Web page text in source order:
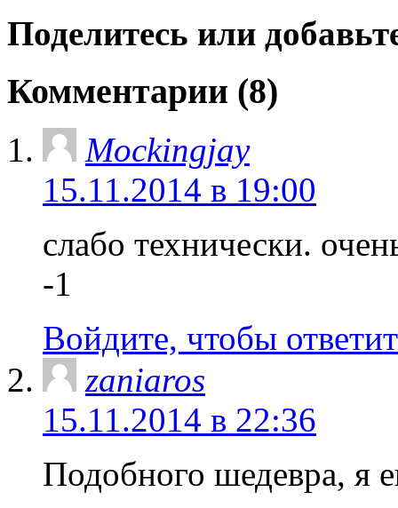
Поделитесь или
Комментарии (8)
Mockingjay
15.11.2014 в 19:00
слабо технически.
-1
Войдите, чтобы
zaniaros
15.11.2014 в 22:36
Подобного шедевра, я